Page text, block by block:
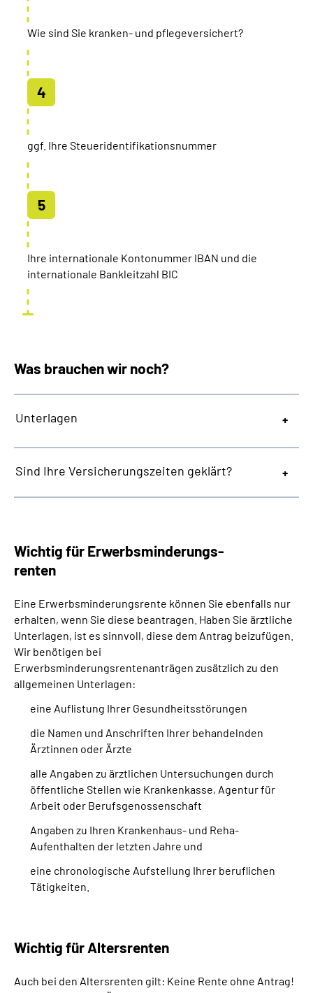
Wie sind Sie kranken- und pflegeversichert?
ggf. Ihre Steueridentifikationsnummer
Ihre internationale Kontonummer IBAN und die
internationale Bankleitzahl BIC
Was brauchen wir noch?
Unterlagen
Sind Ihre Versicherungszeiten geklärt?
Wichtig für Erwerbsminderungs-
renten
Eine Erwerbsminderungsrente können Sie ebenfalls nur
erhalten, wenn Sie diese beantragen. Haben Sie ärztliche
Unterlagen, ist es sinnvoll, diese dem Antrag beizufügen.
Wir benötigen bei
Erwerbsminderungsrentenanträgen zusätzlich zu den
allgemeinen Unterlagen:
eine Auflistung Ihrer Gesundheitsstörungen
die Namen und Anschriften Ihrer behandelnden
Ärztinnen oder Ärzte
alle Angaben zu ärztlichen Untersuchungen durch
öffentliche Stellen wie Krankenkasse, Agentur für
Arbeit oder Berufsgenossenschaft
Angaben zu Ihren Krankenhaus- und Reha-
Aufenthalten der letzten Jahre und
eine chronologische Aufstellung Ihrer beruflichen
Tätigkeiten.
Wichtig für Altersrenten
Auch bei den Altersrenten gilt: Keine Rente ohne Antrag!